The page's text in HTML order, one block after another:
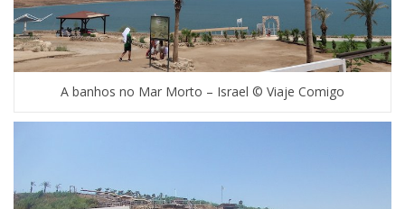
A banhos no Mar Morto – Israel © Viaje Comigo